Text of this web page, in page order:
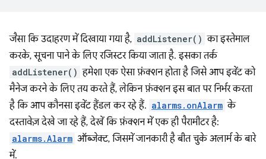
जैसा कि उदाहरण में दिखाया गया है, addListener() का इस्तेमाल
करके, सूचना पाने के लिए रजिस्टर किया जाता है. इसका तर्क
addListener() हमेशा एक ऐसा फ़ंक्शन होता है जिसे आप इवेंट को
मैनेज करने के लिए तय करते हैं, लेकिन फ़ंक्शन इस बात पर निर्भर करता
है कि आप कौनसा इवेंट हैंडल कर रहे हैं. alarms.onAlarm के
दस्तावेज़ देखे जा रहे हैं, देखें कि फ़ंक्शन में एक ही पैरामीटर है:
alarms.Alarm ऑब्जेक्ट, जिसमें जानकारी है बीत चुके अलार्म के बारे
में.